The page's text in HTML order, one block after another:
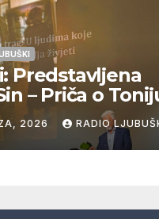
Predstavljena
– Priča o
Hercega
2026 RADIO